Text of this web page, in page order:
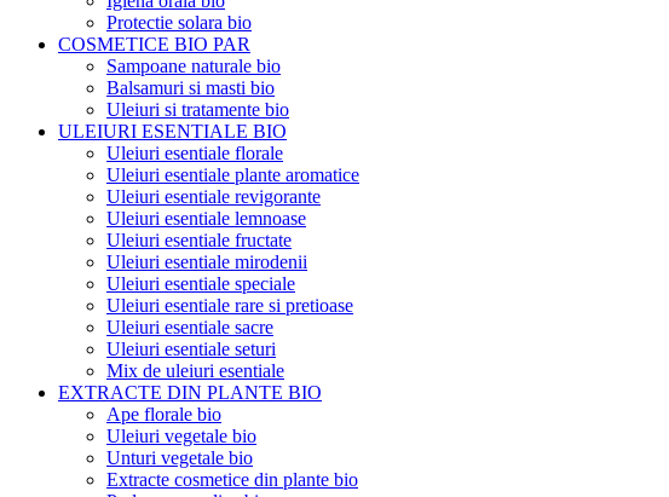
Protectie solara bio
COSMETICE BIO PAR
Sampoane naturale bio
Balsamuri si masti bio
Uleiuri si tratamente bio
ULEIURI ESENTIALE BIO
Uleiuri esentiale florale
Uleiuri esentiale plante aromatice
Uleiuri esentiale revigorante
Uleiuri esentiale lemnoase
Uleiuri esentiale fructate
Uleiuri esentiale mirodenii
Uleiuri esentiale speciale
Uleiuri esentiale rare si pretioase
Uleiuri esentiale sacre
Uleiuri esentiale seturi
Mix de uleiuri esentiale
EXTRACTE DIN PLANTE BIO
Ape florale bio
Uleiuri vegetale bio
Unturi vegetale bio
Extracte cosmetice din plante bio